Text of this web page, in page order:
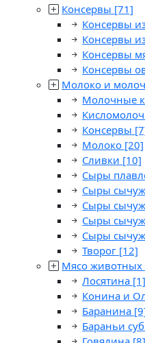
Консервы [71]
Консервы
Консервы
Консервы
Консервы
Молоко и
Молочные
Консервы
Молоко [20]
Сливки [10]
Сыры
Сыры
Сыры
Сыры
Сыры
Творог [12]
Мясо животных
Лосятина [1]
Конина и
Баранина
Бараньи